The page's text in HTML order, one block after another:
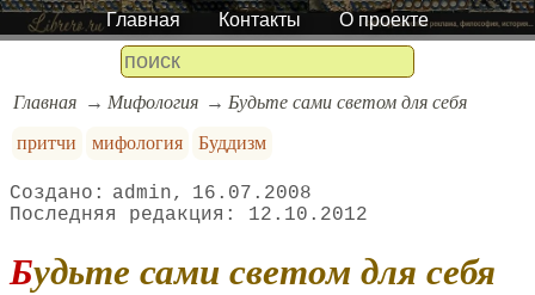
Главная Контакты О проекте
Главная Мифология
Будьте сами светом для себя
притчи
мифология Буддизм
admin
16.07.2008
12.10.2012
Будьте сами светом для себя